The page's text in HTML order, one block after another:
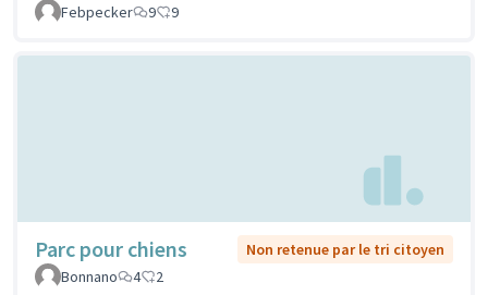
Febpecker
9 9
Parc pour chiens
Non retenue par le tri citoyen
Bonnano
4 2